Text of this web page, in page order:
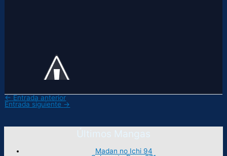
← Entrada anterior
Entrada siguiente →
Últimos Mangas
Madan no Ichi 94